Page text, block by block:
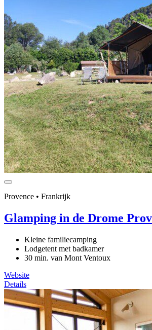
Provence • Frankrijk
Glamping in de Drome
Kleine familiecamping
Lodgetent met badkamer
30 min. van Mont Ventoux
Website
Details